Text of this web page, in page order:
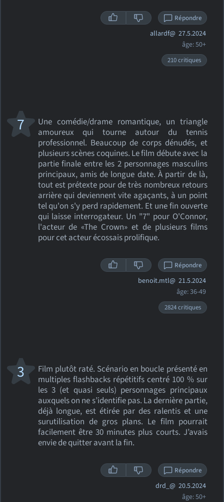
Répondre
allardf@ 27.5.2024
âge: 50+
210 critiques
Une comédie/drame romantique, un triangle
amoureux qui tourne autour du tennis
professionnel. Beaucoup de corps dénudés, et
plusieurs scènes coquines. Le film débute avec la
partie finale entre les 2 personnages masculins
principaux, amis de longue date. À partir de là,
tout est prétexte pour de très nombreux retours
arrière qui deviennent vite agaçants, à un point
tel qu'on s'y perd rapidement. Et une fin ouverte
qui laisse interrogateur. Un "7" pour O'Connor,
l'acteur de «The Crown» et de plusieurs films
pour cet acteur écossais prolifique.
7
Répondre
benoit.mtl@ 21.5.2024
âge: 36-49
2824 critiques
Film plutôt raté. Scénario en boucle présenté en
multiples flashbacks répétitifs centré 100 % sur
les 3 (et quasi seuls) personnages principaux
auxquels on ne s’identifie pas. La dernière partie,
déjà longue, est étirée par des ralentis et une
surutilisation de gros plans. Le film pourrait
facilement être 30 minutes plus courts. J’avais
envie de quitter avant la fin.
3
Répondre
drd_@ 20.5.2024
âge: 50+